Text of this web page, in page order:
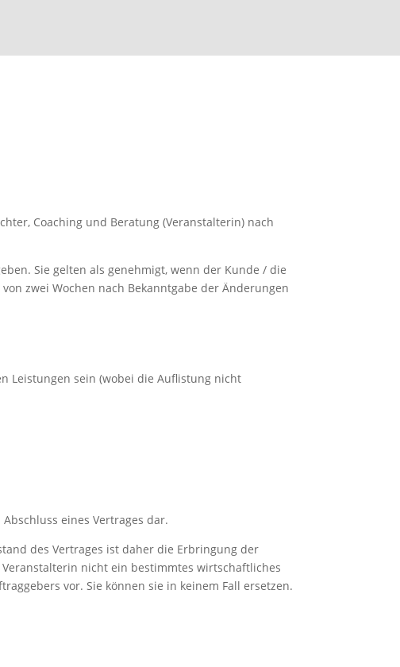
Coaching und Beratung (Veranstalterin) nach
Sie gelten als genehmigt, wenn der Kunde / die
zwei Wochen nach Bekanntgabe der Änderungen
Leistungen sein (wobei die Auflistung nicht
eines Vertrages dar.
des Vertrages ist daher die Erbringung der
nicht ein bestimmtes wirtschaftliches
vor. Sie können sie in keinem Fall ersetzen.